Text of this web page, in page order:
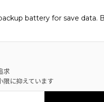
battery for save
求
限に抑えています